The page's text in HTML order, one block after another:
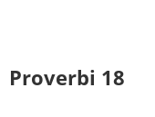
Proverbi 18